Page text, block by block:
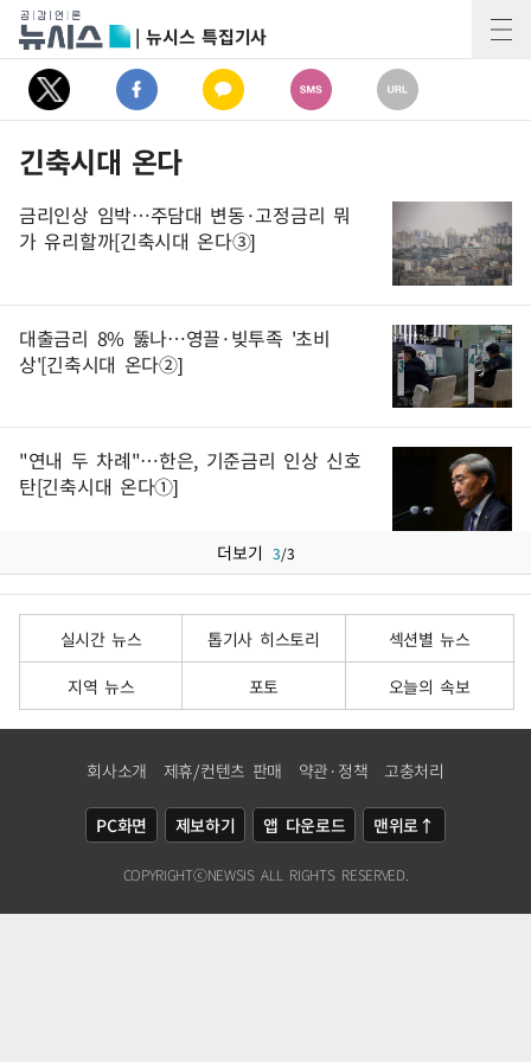
| 뉴시스 특집기사
긴축시대 온다
금리인상 임박…주담대 변동·고정금리 뭐
가 유리할까[긴축시대 온다③]
대출금리 8% 뚫나…영끌·빚투족 '초비
상'[긴축시대 온다②]
"연내 두 차례"…한은, 기준금리 인상 신호
탄[긴축시대 온다①]
더보기 3/3
실시간 뉴스 톱기사 히스토리
섹션별 뉴스
지역 뉴스
포토 오늘의 속보
회사소개 제휴/컨텐츠 판매 약관·정책 고충처리
PC화면 제보하기 앱 다운로드 맨위로↑
COPYRIGHTⓒNEWSISALL RIGHTS RESERVED.